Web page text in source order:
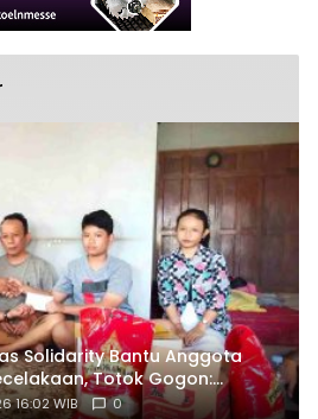
Solidarity Bantu Anggota
Totok Gogon:
Harus Jadi Tindakan Nyata
16:02 WIB 0